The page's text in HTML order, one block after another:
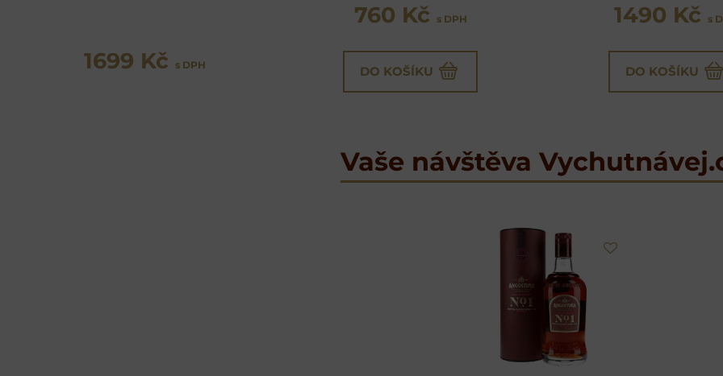
1699 Kč s DPH
760 Kč s DPH
DO KOŠÍKU
1490 Kč s
DO KOŠÍKU
Vaše návštěva